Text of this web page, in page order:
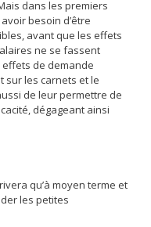
dans les premiers
besoin d’être
avant que les effets
ne se fassent
effets de demande
sur les carnets et le
de leur permettre de
dégageant ainsi
qu’à moyen terme et
les petites